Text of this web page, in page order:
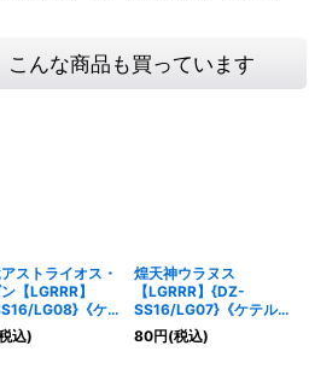
んな商品も買っています
ストライオス・
【LGRRR】
LG08}《ケ
クチュアリ》
込)
煌天神ウラヌス
【LGRRR】{DZ-
SS16/LG07}《ケテルサ
ンクチュアリ》
80円(税込)